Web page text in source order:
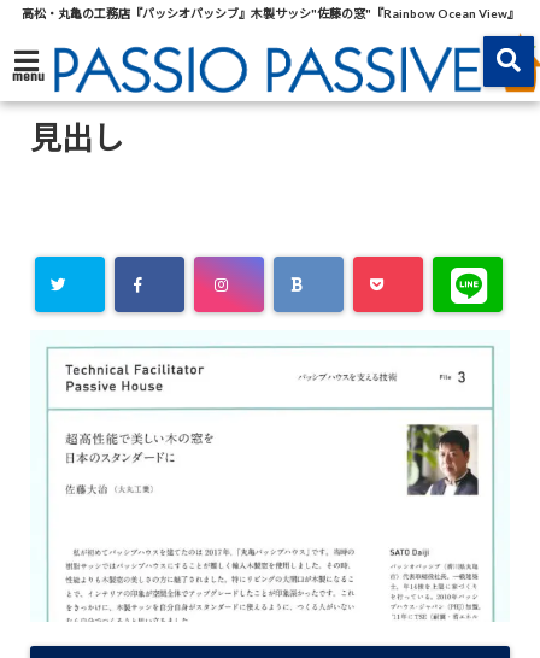
高松・丸亀の工務店『パッシオパッシブ』木製サッシ"佐藤の窓"『Rainbow Ocean View』
menu
見出し